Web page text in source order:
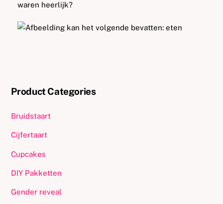
waren heerlijk?
Product Categories
Bruidstaart
Cijfertaart
Cupcakes
DIY Pakketten
Gender reveal